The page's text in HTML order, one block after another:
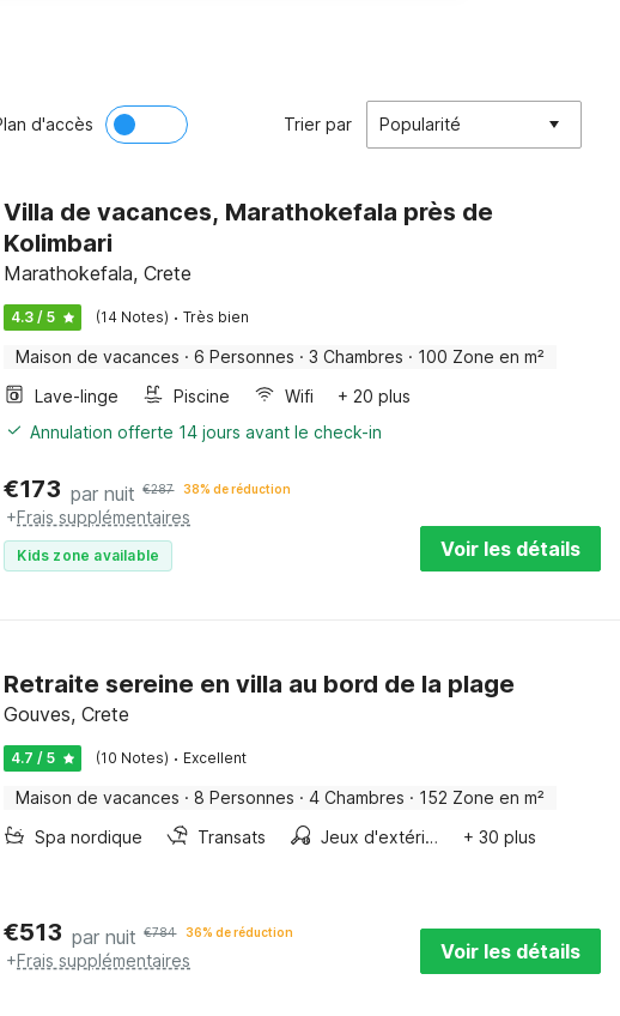
d'accès Trier par Popularité
Villa de vacances, Marathokefala près de
Kolimbari
Marathokefala, Crete
4.3 / 5 (14 Notes) · Très bien
Maison de vacances · 6 Personnes · 3 Chambres · 100 Zone en m²
Lave-linge
Piscine Wifi
+ 20 plus
Annulation offerte 14 jours avant le check-in
€173 par nuit €287 38% de réduction
+Frais supplémentaires
Kids zone available Voir les détails
Retraite sereine en villa au bord de la plage
Gouves, Crete
4.7 / 5 (10 Notes) · Excellent
Maison de vacances · 8 Personnes · 4 Chambres · 152 Zone en m²
Spa nordique
Transats Jeux d'extérieur + 30 plus
€513 par nuit €784 36% de réduction
+Frais supplémentaires Voir les détails